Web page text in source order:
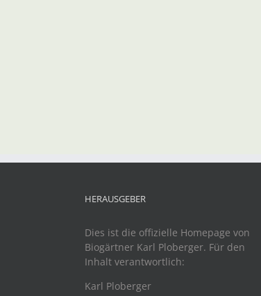
HERAUSGEBER
Dies ist die offizielle Homepage von
Biogärtner Karl Ploberger. Für den
Inhalt verantwortlich:
Karl Ploberger